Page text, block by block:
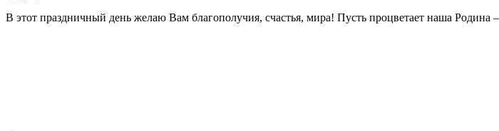
В этот праздничный день желаю Вам благополучия, счастья, мира! Пусть процветает наша Родина